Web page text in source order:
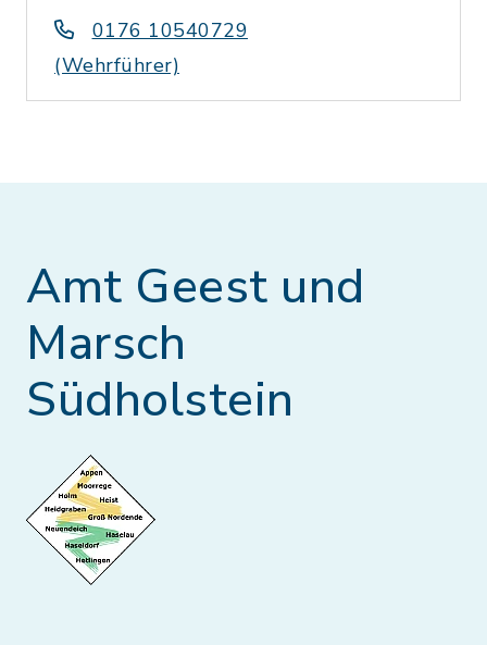
0176 10540729
(Wehrführer)
Amt Geest und
Marsch
Südholstein